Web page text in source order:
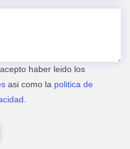
haber leido los
asi como la politica de